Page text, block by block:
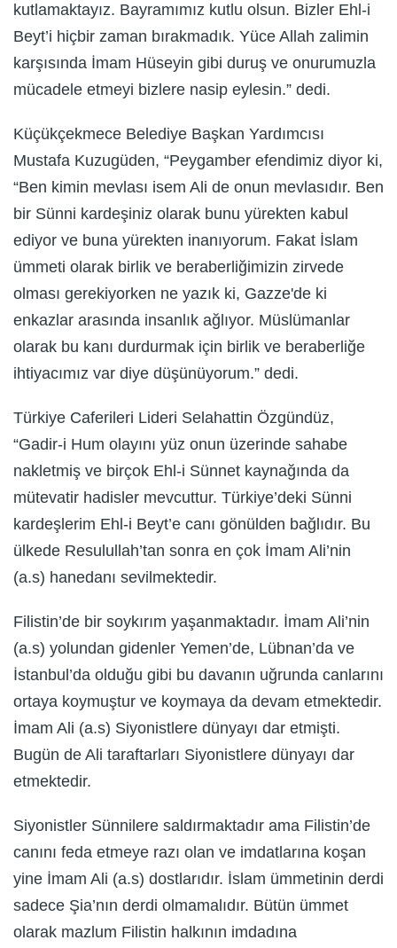
kutlamaktayız. Bayramımız kutlu olsun. Bizler Ehl-i
Beyt’i hiçbir zaman bırakmadık. Yüce Allah zalimin
karşısında İmam Hüseyin gibi duruş ve onurumuzla
mücadele etmeyi bizlere nasip eylesin.” dedi.
Küçükçekmece Belediye Başkan Yardımcısı
Mustafa Kuzugüden, “Peygamber efendimiz diyor ki,
“Ben kimin mevlası isem Ali de onun mevlasıdır. Ben
bir Sünni kardeşiniz olarak bunu yürekten kabul
ediyor ve buna yürekten inanıyorum. Fakat İslam
ümmeti olarak birlik ve beraberliğimizin zirvede
olması gerekiyorken ne yazık ki, Gazze'de ki
enkazlar arasında insanlık ağlıyor. Müslümanlar
olarak bu kanı durdurmak için birlik ve beraberliğe
ihtiyacımız var diye düşünüyorum.” dedi.
Türkiye Caferileri Lideri Selahattin Özgündüz,
“Gadir-i Hum olayını yüz onun üzerinde sahabe
nakletmiş ve birçok Ehl-i Sünnet kaynağında da
mütevatir hadisler mevcuttur. Türkiye’deki Sünni
kardeşlerim Ehl-i Beyt’e canı gönülden bağlıdır. Bu
ülkede Resulullah’tan sonra en çok İmam Ali’nin
(a.s) hanedanı sevilmektedir.
Filistin’de bir soykırım yaşanmaktadır. İmam Ali’nin
(a.s) yolundan gidenler Yemen’de, Lübnan’da ve
İstanbul’da olduğu gibi bu davanın uğrunda canlarını
ortaya koymuştur ve koymaya da devam etmektedir.
İmam Ali (a.s) Siyonistlere dünyayı dar etmişti.
Bugün de Ali taraftarları Siyonistlere dünyayı dar
etmektedir.
Siyonistler Sünnilere saldırmaktadır ama Filistin’de
canını feda etmeye razı olan ve imdatlarına koşan
yine İmam Ali (a.s) dostlarıdır. İslam ümmetinin derdi
sadece Şia’nın derdi olmamalıdır. Bütün ümmet
olarak mazlum Filistin halkının imdadına